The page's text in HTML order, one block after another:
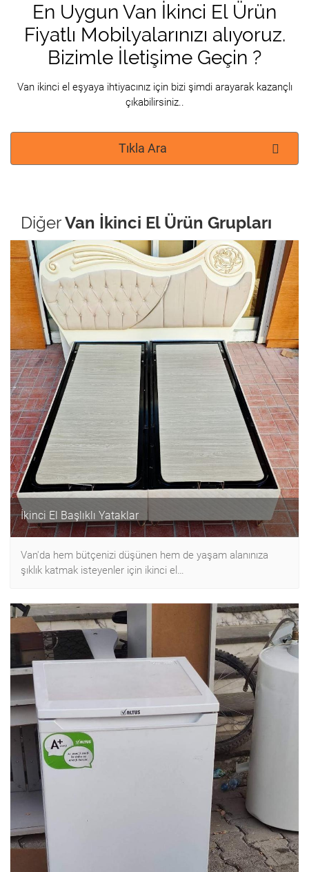
En Uygun Van İkinci El Ürün
Fiyatlı Mobilyalarınızı alıyoruz.
Bizimle İletişime Geçin ?
Van ikinci el eşyaya ihtiyacınız için bizi şimdi arayarak kazançlı
çıkabilirsiniz..
Tıkla Ara
DiğerVan İkinci El Ürün Grupları
İkinci El Başlıklı Yataklar
Van'da hem bütçenizi düşünen hem de yaşam alanınıza
şıklık katmak isteyenler için ikinci el…